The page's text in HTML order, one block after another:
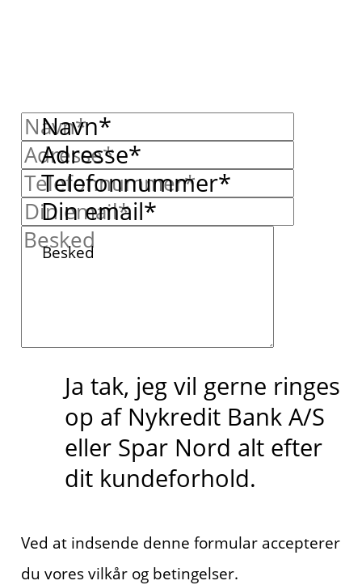
Navn*
Adresse*
Telefonnummer*
Din email*
Besked
Ja tak, jeg vil gerne ringes
op af Nykredit Bank A/S
eller Spar Nord alt efter
dit kundeforhold.
Ved at indsende denne formular accepterer
du vores vilkår og betingelser.